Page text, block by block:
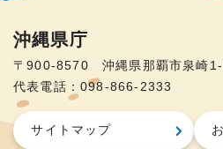
沖縄県庁
〒900-8570 沖縄県那覇市泉崎
代表電話：098-866-2333
サイトマップ